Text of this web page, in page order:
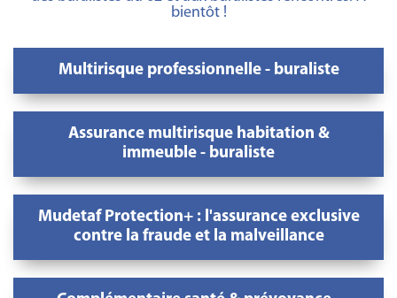
bientôt !
Multirisque professionnelle - buraliste
Assurance multirisque habitation &
immeuble - buraliste
Mudetaf Protection+ : l'assurance exclusive
contre la fraude et la malveillance